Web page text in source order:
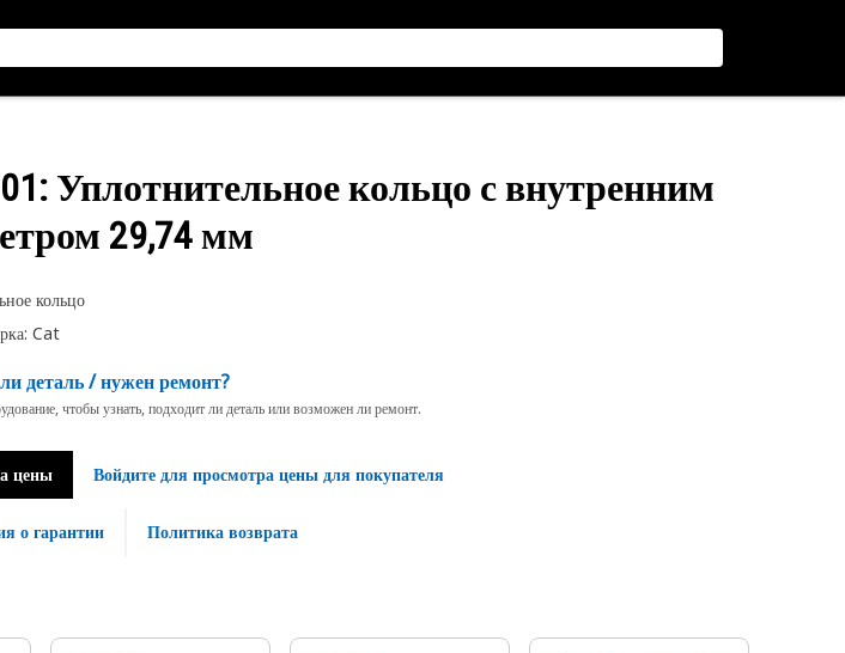
: Уплотнительное кольцо с внутренним
29,74 мм
кольцо
Cat
деталь / нужен ремонт?
чтобы узнать, подходит ли деталь или возможен ли ремонт.
цены Войдите для просмотра цены для покупателя
о гарантии Политика возврата